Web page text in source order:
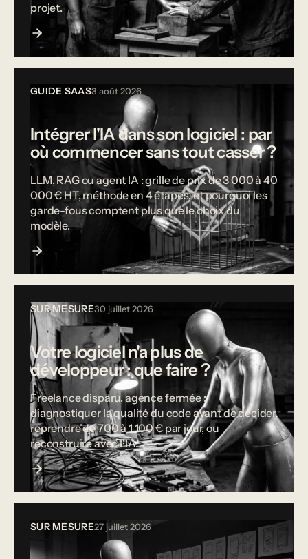
projet.
GUIDE SAAS3 août 2026
Intégrer l'IA dans son logiciel : par
où commencer sans tout casser ?
LLM, RAG ou agent IA : grille de prix de 3 000 à 40
000 € HT, méthode en 4 étapes, et pourquoi les
garde-fous comptent plus que le choix du
modèle.
SUR MESURE30 juillet 2026
Votre logiciel n'a plus de
développeur : que faire ?
Freelance disparu, agence fermée :
diagnostiquer la qualité du code avant de décider,
reprendre de 700 à 1 100 € par jour, ou
reconstruire avec l'IA.
SUR MESURE27 juillet 2026